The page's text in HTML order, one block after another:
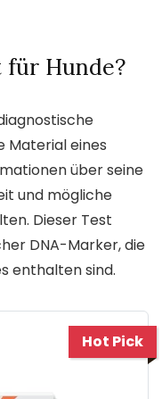
für Hunde?
Material eines
über seine
und mögliche
Dieser Test
DNA-Marker, die
enthalten sind.
Hot Pick